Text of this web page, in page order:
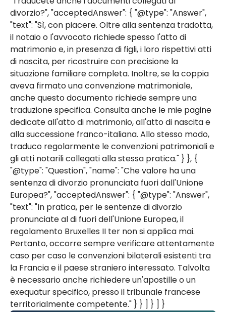
divorzio?", "acceptedAnswer": { "@type": "Answer",
"text": "Sì, con piacere. Oltre alla sentenza tradotta,
il notaio o l'avvocato richiede spesso l'atto di
matrimonio e, in presenza di figli, i loro rispettivi atti
di nascita, per ricostruire con precisione la
situazione familiare completa. Inoltre, se la coppia
aveva firmato una convenzione matrimoniale,
anche questo documento richiede sempre una
traduzione specifica. Consulta anche le mie pagine
dedicate all'atto di matrimonio, all'atto di nascita e
alla successione franco-italiana. Allo stesso modo,
traduco regolarmente le convenzioni patrimoniali e
gli atti notarili collegati alla stessa pratica." } }, {
"@type": "Question", "name": "Che valore ha una
sentenza di divorzio pronunciata fuori dall'Unione
Europea?", "acceptedAnswer": { "@type": "Answer",
"text": "In pratica, per le sentenze di divorzio
pronunciate al di fuori dell'Unione Europea, il
regolamento Bruxelles II ter non si applica mai.
Pertanto, occorre sempre verificare attentamente
caso per caso le convenzioni bilaterali esistenti tra
la Francia e il paese straniero interessato. Talvolta
è necessario anche richiedere un'apostille o un
exequatur specifico, presso il tribunale francese
territorialmente competente." } } ] } ] }